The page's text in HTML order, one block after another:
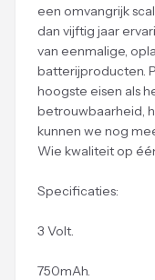
een omvangrijk
dan vijftig jaar
van eenmalige,
batterijproducten.
hoogste eisen als
betrouwbaarheid,
kunnen we nog
Wie kwaliteit op
Specificaties:
3 Volt.
750mAh.